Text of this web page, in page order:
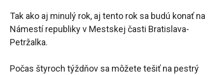
Tak ako aj minulý rok, aj tento rok sa budú konať na
Námestí republiky v Mestskej časti Bratislava-
Petržalka.
Počas štyroch týždňov sa môžete tešiť na pestrý